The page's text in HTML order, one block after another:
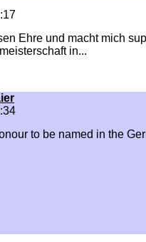
Ehre und macht mich
in...
to be named in the